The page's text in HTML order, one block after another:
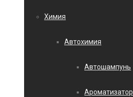
Химия
Автохимия
Автошампунь
Ароматизатор